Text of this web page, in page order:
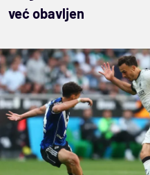
već obavljen